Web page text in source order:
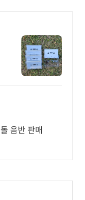
음반 판매